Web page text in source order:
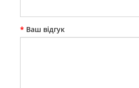
Ваш відгук